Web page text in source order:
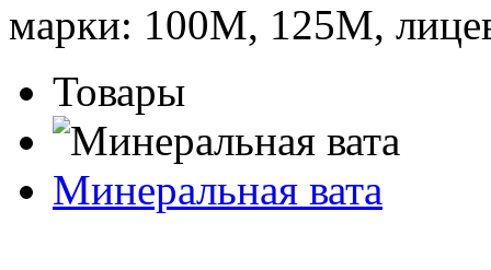
марки: 100М, 125М,
Товары
Минеральная вата